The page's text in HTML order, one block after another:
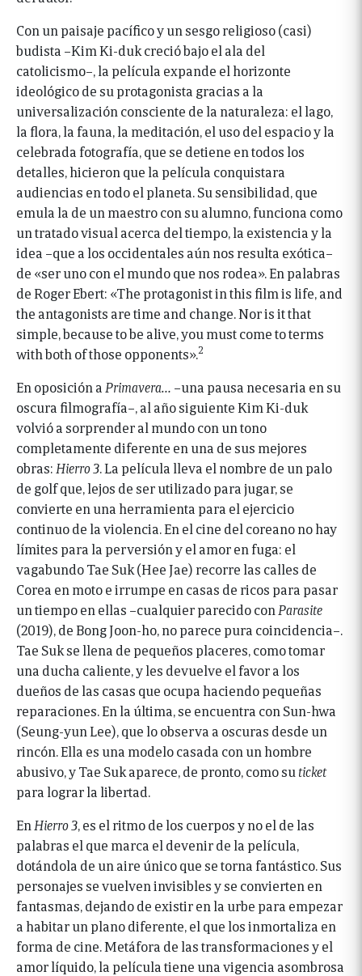
Con un paisaje pacífico y un sesgo religioso (casi)
budista –Kim Ki-duk creció bajo el ala del
catolicismo–, la película expande el horizonte
ideológico de su protagonista gracias a la
universalización consciente de la naturaleza: el lago,
la flora, la fauna, la meditación, el uso del espacio y la
celebrada fotografía, que se detiene en todos los
detalles, hicieron que la película conquistara
audiencias en todo el planeta. Su sensibilidad, que
emula la de un maestro con su alumno, funciona como
un tratado visual acerca del tiempo, la existencia y la
idea –que a los occidentales aún nos resulta exótica–
de «ser uno con el mundo que nos rodea». En palabras
de Roger Ebert: «The protagonist in this film is life, and
the antagonists are time and change. Nor is it that
simple, because to be alive, you must come to terms
with both of those opponents».2
En oposición a Primavera…
–una pausa necesaria en su
oscura filmografía–, al año siguiente Kim Ki-duk
volvió a sorprender al mundo con un tono
completamente diferente en una de sus mejores
obras: Hierro 3 . La película lleva el nombre de un palo
de golf que, lejos de ser utilizado para jugar, se
convierte en una herramienta para el ejercicio
continuo de la violencia. En el cine del coreano no hay
límites para la perversión y el amor en fuga: el
vagabundo Tae Suk (Hee Jae) recorre las calles de
Corea en moto e irrumpe en casas de ricos para pasar
un tiempo en ellas –cualquier parecido con Parasite
(2019), de Bong Joon-ho, no parece pura coincidencia–.
Tae Suk se llena de pequeños placeres, como tomar
una ducha caliente, y les devuelve el favor a los
dueños de las casas que ocupa haciendo pequeñas
reparaciones. En la última, se encuentra con Sun-hwa
(Seung-yun Lee), que lo observa a oscuras desde un
rincón. Ella es una modelo casada con un hombre
abusivo, y Tae Suk aparece, de pronto, como suticket
para lograr la libertad.
En Hierro 3 , es el ritmo de los cuerpos y no el de las
palabras el que marca el devenir de la película,
dotándola de un aire único que se torna fantástico. Sus
personajes se vuelven invisibles y se convierten en
fantasmas, dejando de existir en la urbe para empezar
a habitar un plano diferente, el que los inmortaliza en
forma de cine. Metáfora de las transformaciones y el
amor líquido, la película tiene una vigencia asombrosa